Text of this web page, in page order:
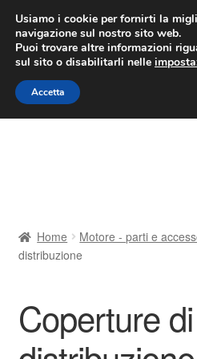
CONSEGNA
Lun-Ven 9:00 -
Vai
alla
navigazione
Vai
al
contenuto
Consegna
Contatto
Il mio account
Home Motore - parti e
distribuzione
Coperture di
Usiamo i cookie per fornirti la
navigazione sul nostro sito web.
Puoi trovare altre informazioni
sul sito o disabilitarli nelle
Accetta